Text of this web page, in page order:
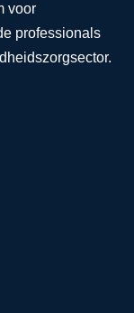
voor
professionals